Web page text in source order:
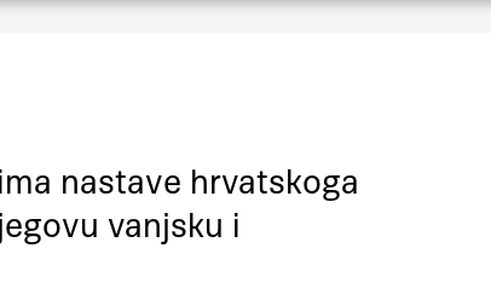
nastave hrvatskoga
vanjsku i